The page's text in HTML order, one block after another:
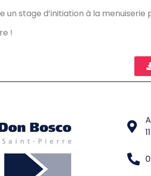
un stage d’initiation à la
!